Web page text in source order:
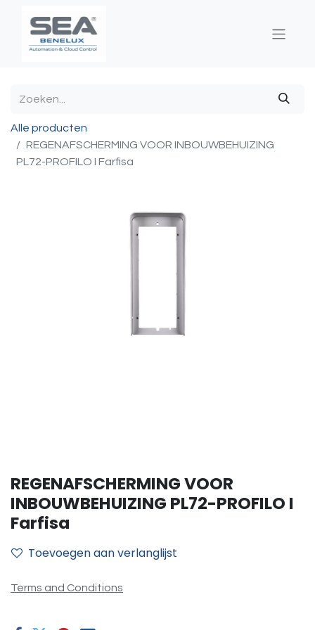
Alle producten
REGENAFSCHERMING VOOR INBOUWBEHUIZING
PL72-PROFILO I Farfisa
REGENAFSCHERMING VOOR
INBOUWBEHUIZING PL72-PROFILO I
Farfisa
Toevoegen aan verlanglijst
Terms and Conditions